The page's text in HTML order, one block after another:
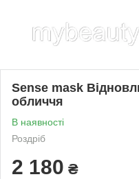
Sense mask
обличчя
В наявності
Роздріб
2 180 ₴